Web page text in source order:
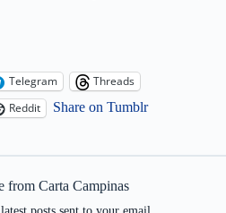
Telegram
Threads
Reddit Share on Tumblr
from Carta Campinas